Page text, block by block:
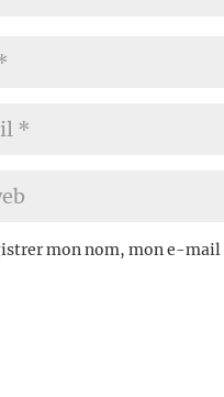
mon nom, mon e-